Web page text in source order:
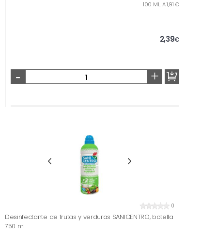
100 ML. A 1,91 €
2,39€
- +
0
Desinfectante de frutas y verduras SANICENTRO, botella
750 ml